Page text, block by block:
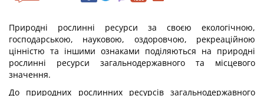
Природні рослинні ресурси за своєю екологічною,
господарською, науковою, оздоровчою, рекреаційною
цінністю та іншими ознаками поділяються на природні
рослинні ресурси загальнодержавного та місцевого
значення.
До природних рослинних ресурсів загальнодержавного